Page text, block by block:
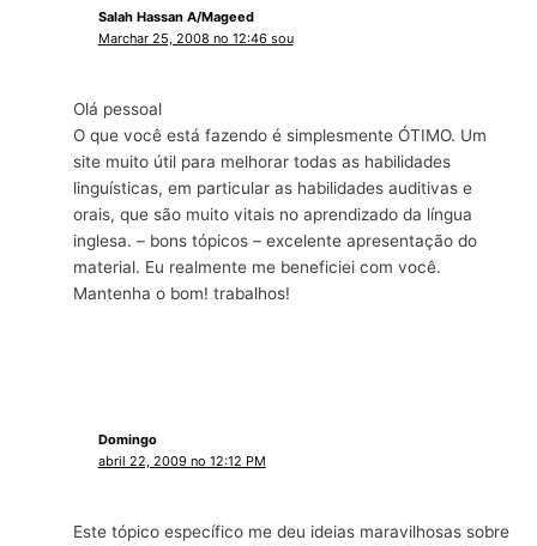
Salah Hassan A/Mageed
Marchar 25, 2008 no 12:46 sou
Olá pessoal
O que você está fazendo é simplesmente ÓTIMO. Um
site muito útil para melhorar todas as habilidades
linguísticas, em particular as habilidades auditivas e
orais, que são muito vitais no aprendizado da língua
inglesa. – bons tópicos – excelente apresentação do
material. Eu realmente me beneficiei com você.
Mantenha o bom! trabalhos!
Domingo
abril 22, 2009 no 12:12 PM
Este tópico específico me deu ideias maravilhosas sobre